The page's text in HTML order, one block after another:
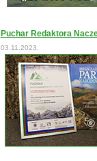
Puchar Redaktora
03.11.2023.